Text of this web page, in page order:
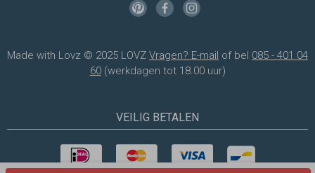
Made with Lovz © 2025 LOVZ Vragen? E-mail of bel 085 - 401 04
60(werkdagen tot 18.00 uur)
VEILIG BETALEN